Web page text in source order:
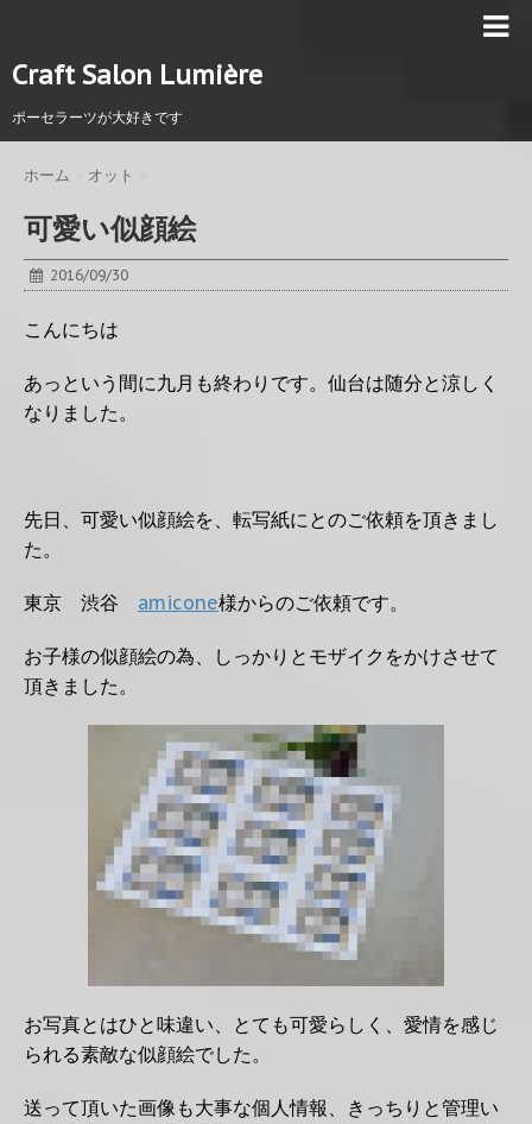
Craft Salon Lumière
ポーセラーツが大好きです
ホーム オット
可愛い似顔絵
2016/09/30
こんにちは
あっという間に九月も終わりです。仙台は随分と涼しく
なりました。
先日、可愛い似顔絵を、転写紙にとのご依頼を頂きまし
た。
東京 渋谷 amicone様からのご依頼です。
お子様の似顔絵の為、しっかりとモザイクをかけさせて
頂きました。
お写真とはひと味違い、とても可愛らしく、愛情を感じ
られる素敵な似顔絵でした。
送って頂いた画像も大事な個人情報、きっちりと管理い